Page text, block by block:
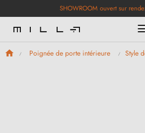
SHOWROOM ouvert sur
la
☰
Poignée de porte intérieure Style